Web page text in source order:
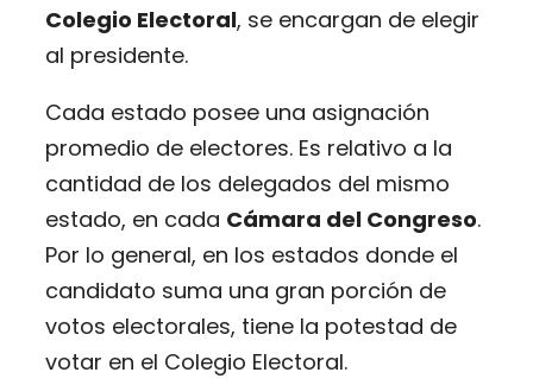
Colegio Electoral, se encargan de elegir
al presidente.
Cada estado posee una asignación
promedio de electores. Es relativo a la
cantidad de los delegados del mismo
estado, en cada Cámara del Congreso.
Por lo general, en los estados donde el
candidato suma una gran porción de
votos electorales, tiene la potestad de
votar en el Colegio Electoral.